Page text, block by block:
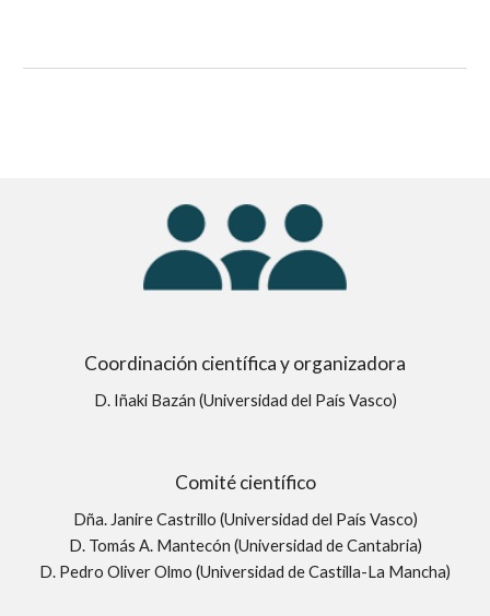
Coordinación científica y organizadora
D. Iñaki Bazán (Universidad del País Vasco)
Comité científico
Dña. Janire Castrillo (Universidad del País Vasco)
D. Tomás A. Mantecón (Universidad de Cantabria)
D. Pedro Oliver Olmo (Universidad de Castilla-La Mancha)